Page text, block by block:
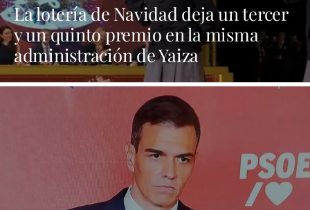
La lotería de Navidad deja un tercer
y un quinto premio en la misma
administración de Yaiza